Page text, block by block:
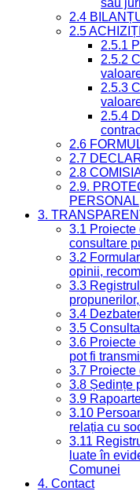
sau
2.4
2.5
2.5.1
2.5.2
2.5.3
2.5.4
2.6
2.7
2.8
2.9.
PERSONAL
3.
3.1 Proiecte
consultare
3.2
opinii,
3.3
3.4
3.5
3.6 Proiecte
pot fi
3.7 Proiecte
3.8 Ședințe
3.9
3.10
relația cu
3.11
luate în
Comunei
4. Contact